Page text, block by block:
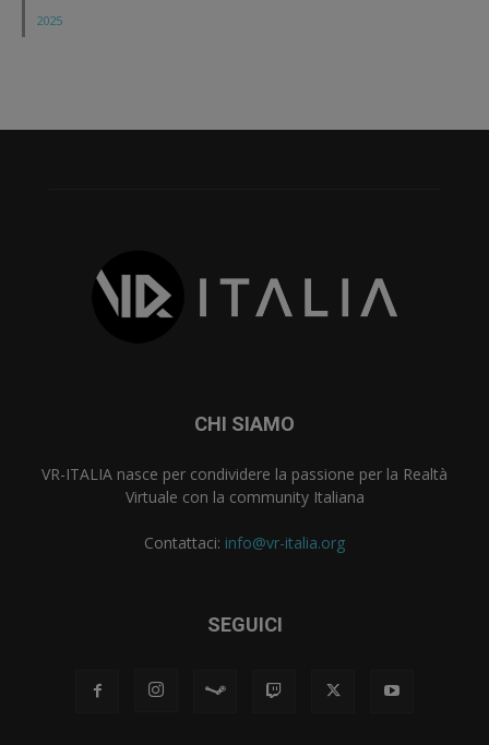
2025
CHI SIAMO
VR-ITALIA nasce per condividere la passione per la Realtà
Virtuale con la community Italiana
Contattaci: info@vr-italia.org
SEGUICI